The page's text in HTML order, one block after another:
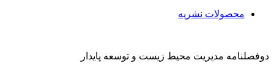
محصولات نشریه
دوفصلنامه مدیریت محیط زیست و توسعه پایدار